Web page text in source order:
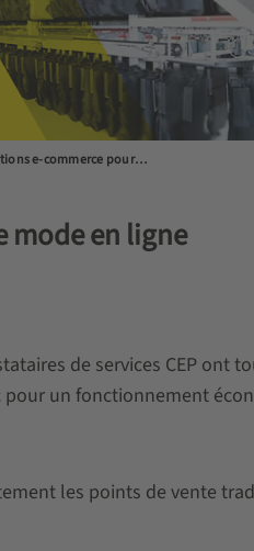
Solutions e-commerce pour le secteur de la mode
mode en ligne
de services CEP ont
un fonctionnement
les points de vente